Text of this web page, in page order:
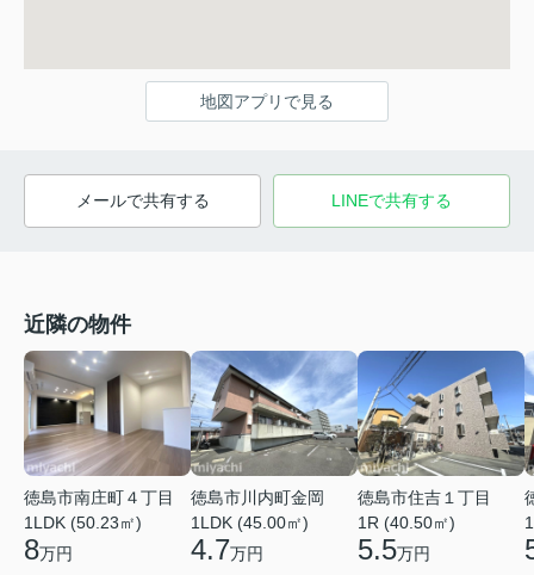
地図アプリで見る
メールで共有する LINEで共有する
近隣の物件
徳島市南庄町４丁目
1LDK (50.23㎡)
8万円
徳島市川内町金岡
1LDK (45.00㎡)
4.7万円
徳島市住吉１丁目
1R (40.50㎡)
5.5万円